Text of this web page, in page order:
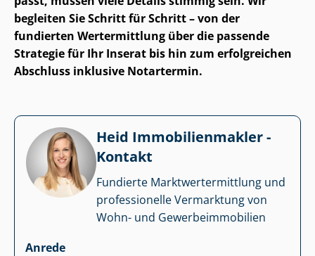
begleiten Sie Schritt für Schritt – von der
fundierten Wertermittlung über die passende
Strategie für Ihr Inserat bis hin zum erfolgreichen
Abschluss inklusive Notartermin.
Heid Im­mo­bi­li­en­mak­ler -
Kontakt
Fundierte Markt­wert­ermitt­lung und
professionelle Vermarktung von
Wohn- und Ge­wer­be­im­mo­bi­li­en
Anrede